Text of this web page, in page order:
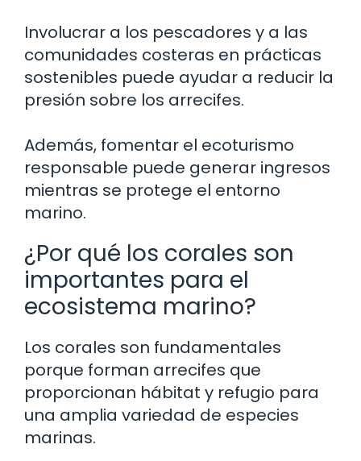
Involucrar a los pescadores y a las
comunidades costeras en prácticas
sostenibles puede ayudar a reducir la
presión sobre los arrecifes.
Además, fomentar el ecoturismo
responsable puede generar ingresos
mientras se protege el entorno
marino.
¿Por qué los corales son
importantes para el
ecosistema marino?
Los corales son fundamentales
porque forman arrecifes que
proporcionan hábitat y refugio para
una amplia variedad de especies
marinas.